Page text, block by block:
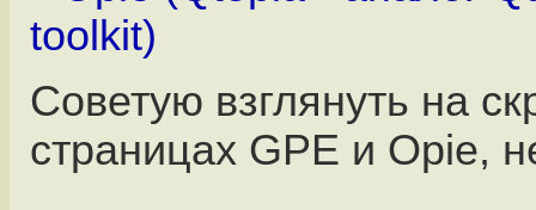
toolkit)
Советую взглянуть на
страницах GPE и Opie,